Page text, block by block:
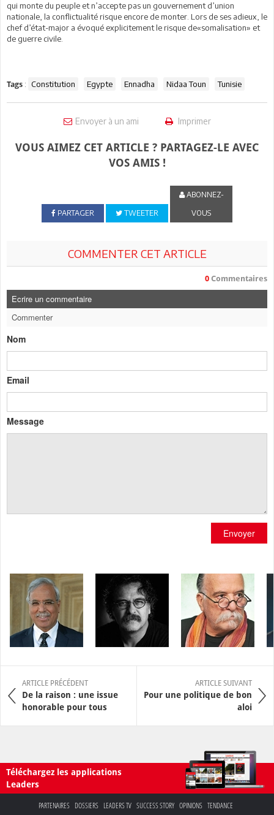
qui monte du peuple et n’accepte pas un gouvernement d’union
nationale, la conflictualité risque encore de monter. Lors de ses adieux, le
chef d’état-major a évoqué explicitement le risque de«somalisation» et
de guerre civile.
Tags : Constitution Egypte Ennadha Nidaa Toun Tunisie
Envoyer à un ami Imprimer
VOUS AIMEZ CET ARTICLE ? PARTAGEZ-LE AVEC
VOS AMIS !
PARTAGER TWEETER
ABONNEZ-
VOUS
COMMENTER CET ARTICLE
0 Commentaires
Ecrire un commentaire
Commenter
Nom
Email
Message
Envoyer
ARTICLE PRÉCÉDENT
De la raison : une issue
honorable pour tous
ARTICLE SUIVANT
Pour une politique de bon
aloi
Téléchargez les applications
Leaders
PARTENAIRES DOSSIERS LEADERS TV SUCCESS STORY OPINIONS TENDANCE